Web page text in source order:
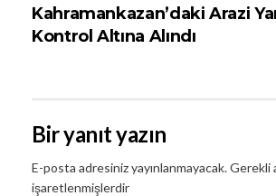
Kahramankazan’daki Arazi
Kontrol Altına Alındı
Bir yanıt yazın
E-posta adresiniz yayınlanmayacak.Gerekli
işaretlenmişlerdir